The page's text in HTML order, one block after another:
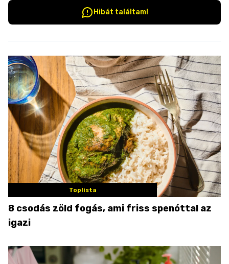
Hibát találtam!
Toplista
8 csodás zöld fogás, ami friss spenóttal az
igazi